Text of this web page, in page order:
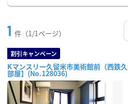
1 件（1/1ページ）
割引キャンペーン
Kマンスリー久留米市美術館前（西鉄
部屋】(No.128036)